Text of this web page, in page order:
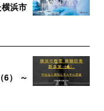
浜市
6） ～